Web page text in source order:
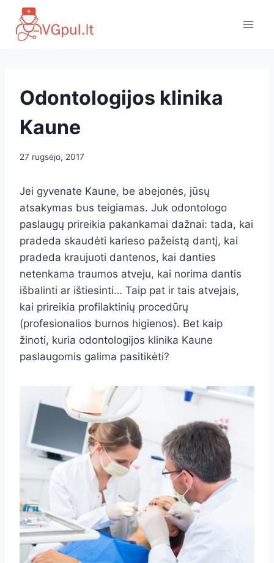
content
Odontologijos klinika
Kaune
27 rugsėjo, 2017
Jei gyvenate Kaune, be abejonės, jūsų
atsakymas bus teigiamas. Juk odontologo
paslaugų prireikia pakankamai dažnai: tada, kai
pradeda skaudėti karieso pažeistą dantį, kai
pradeda kraujuoti dantenos, kai danties
netenkama traumos atveju, kai norima dantis
išbalinti ar ištiesinti… Taip pat ir tais atvejais,
kai prireikia profilaktinių procedūrų
(profesionalios burnos higienos). Bet kaip
žinoti, kuria odontologijos klinika Kaune
paslaugomis galima pasitikėti?